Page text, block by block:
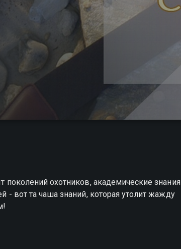
охотников, академические знания
- вот та чаша знаний, которая утолит жажду